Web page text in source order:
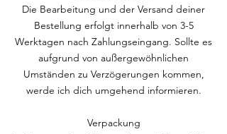
Die Bearbeitung und der Versand deiner
Bestellung erfolgt innerhalb von 3-5
Werktagen nach Zahlungseingang. Sollte es
aufgrund von außergewöhnlichen
Umständen zu Verzögerungen kommen,
werde ich dich umgehend informieren.
Verpackung